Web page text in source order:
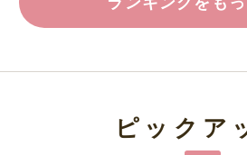
ピックア